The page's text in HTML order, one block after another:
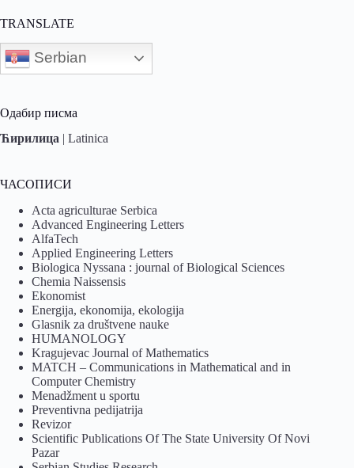
TRANSLATE
Serbian
Одабир писма
Ћирилица | Latinica
ЧАСОПИСИ
Acta agriculturae Serbica
Advanced Engineering Letters
AlfaTech
Applied Engineering Letters
Biologica Nyssana : journal of Biological Sciences
Chemia Naissensis
Ekonomist
Energija, ekonomija, ekologija
Glasnik za društvene nauke
HUMANOLOGY
Kragujevac Journal of Mathematics
MATCH – Communications in Mathematical and in
Computer Chemistry
Menadžment u sportu
Preventivna pedijatrija
Revizor
Scientific Publications Of The State University Of Novi
Pazar